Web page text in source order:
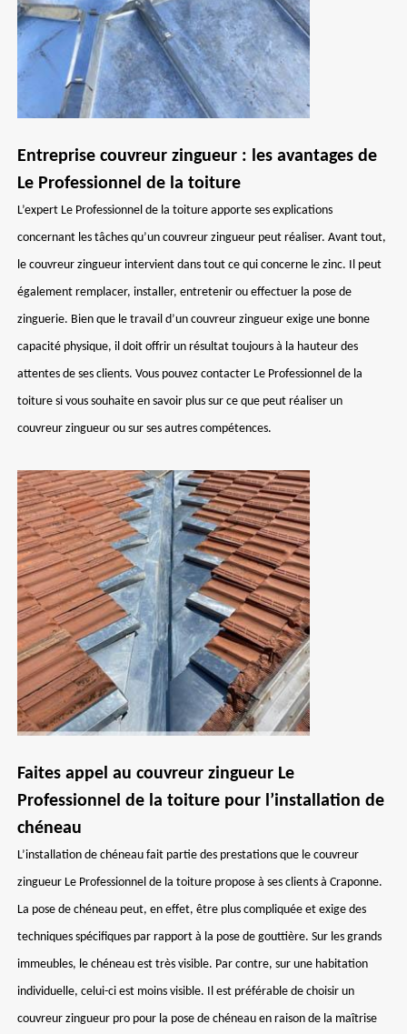
Entreprise couvreur zingueur : les avantages de
Le Professionnel de la toiture
L’expert Le Professionnel de la toiture apporte ses explications
concernant les tâches qu’un couvreur zingueur peut réaliser. Avant tout,
le couvreur zingueur intervient dans tout ce qui concerne le zinc. Il peut
également remplacer, installer, entretenir ou effectuer la pose de
zinguerie. Bien que le travail d’un couvreur zingueur exige une bonne
capacité physique, il doit offrir un résultat toujours à la hauteur des
attentes de ses clients. Vous pouvez contacter Le Professionnel de la
toiture si vous souhaite en savoir plus sur ce que peut réaliser un
couvreur zingueur ou sur ses autres compétences.
Faites appel au couvreur zingueur Le
Professionnel de la toiture pour l’installation de
chéneau
L’installation de chéneau fait partie des prestations que le couvreur
zingueur Le Professionnel de la toiture propose à ses clients à Craponne.
La pose de chéneau peut, en effet, être plus compliquée et exige des
techniques spécifiques par rapport à la pose de gouttière. Sur les grands
immeubles, le chéneau est très visible. Par contre, sur une habitation
individuelle, celui-ci est moins visible. Il est préférable de choisir un
couvreur zingueur pro pour la pose de chéneau en raison de la maîtrise